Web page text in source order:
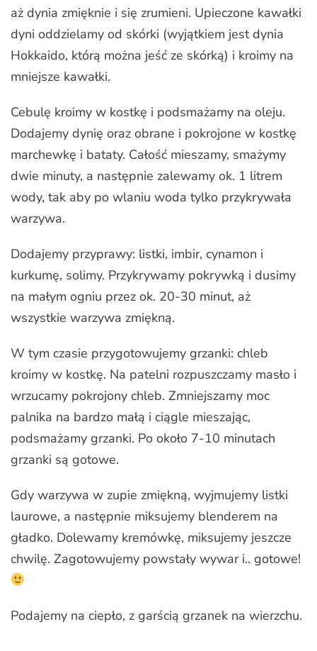
aż dynia zmięknie i się zrumieni. Upieczone kawałki
dyni oddzielamy od skórki (wyjątkiem jest dynia
Hokkaido, którą można jeść ze skórką) i kroimy na
mniejsze kawałki.
Cebulę kroimy w kostkę i podsmażamy na oleju.
Dodajemy dynię oraz obrane i pokrojone w kostkę
marchewkę i bataty. Całość mieszamy, smażymy
dwie minuty, a następnie zalewamy ok. 1 litrem
wody, tak aby po wlaniu woda tylko przykrywała
warzywa.
Dodajemy przyprawy: listki, imbir, cynamon i
kurkumę, solimy. Przykrywamy pokrywką i dusimy
na małym ogniu przez ok. 20-30 minut, aż
wszystkie warzywa zmiękną.
W tym czasie przygotowujemy grzanki: chleb
kroimy w kostkę. Na patelni rozpuszczamy masło i
wrzucamy pokrojony chleb. Zmniejszamy moc
palnika na bardzo małą i ciągle mieszając,
podsmażamy grzanki. Po około 7-10 minutach
grzanki są gotowe.
Gdy warzywa w zupie zmiękną, wyjmujemy listki
laurowe, a następnie miksujemy blenderem na
gładko. Dolewamy kremówkę, miksujemy jeszcze
chwilę. Zagotowujemy powstały wywar i.. gotowe!
Podajemy na ciepło, z garścią grzanek na wierzchu.